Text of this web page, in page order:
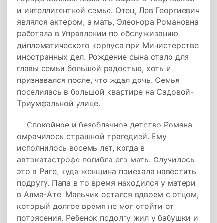
и интеллигентной семье. Отец, Лев Георгиевич
являлся актером, а мать, Элеонора Романовна
работала в Управлении по обслуживанию
дипломатического корпуса при Министерстве
иностранных дел. Рождение сына стало для
главы семьи большой радостью, хоть и
признавался после, что ждал дочь. Семья
поселилась в большой квартире на Садовой-
Триумфальной улице.
Спокойное и безоблачное детство Романа
омрачилось страшной трагедией. Ему
исполнилось восемь лет, когда в
автокатастрофе погибла его мать. Случилось
это в Риге, куда женщина приехала навестить
подругу. Папа в то время находился у матери
в Алма-Ате. Мальчик остался вдвоем с отцом,
который долгое время не мог отойти от
потрясения. Ребенок подолгу жил у бабушки и